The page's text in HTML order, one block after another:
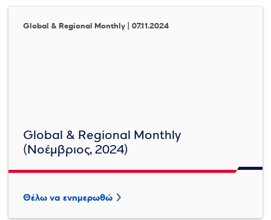
Global & Regional Monthly | 07.11.2024
Global & Regional Monthly
(Νοέμβριος, 2024)
Θέλω να ενημερωθώ